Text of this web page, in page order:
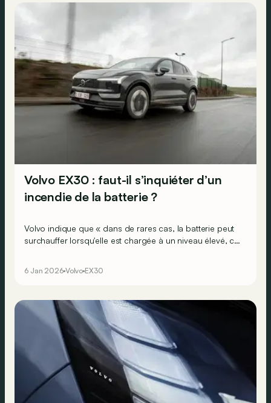
Volvo EX30 : faut-il s’inquiéter d’un
incendie de la batterie ?
Volvo indique que « dans de rares cas, la batterie peut
surchauffer lorsqu'elle est chargée à un niveau élevé, ce
6 Jan 2026 Volvo EX30